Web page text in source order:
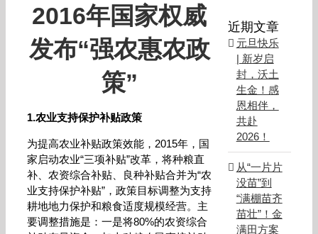
2016年国家权威
发布“强农惠农政
策”
1.农业支持保护补贴政策
为提高农业补贴政策效能，2015年，国
家启动农业“三项补贴”改革，将种粮直
补、农资综合补贴、良种补贴合并为“农
业支持保护补贴”，政策目标调整为支持
耕地地力保护和粮食适度规模经营。主
要调整措施是：一是将80%的农资综合
近期文章
元旦快乐
| 新岁启
封，沃土
生金！感
恩相伴，
共赴
2026！
从“一片片
没苗”到
“满棚苗齐
苗壮”！金
满田方案